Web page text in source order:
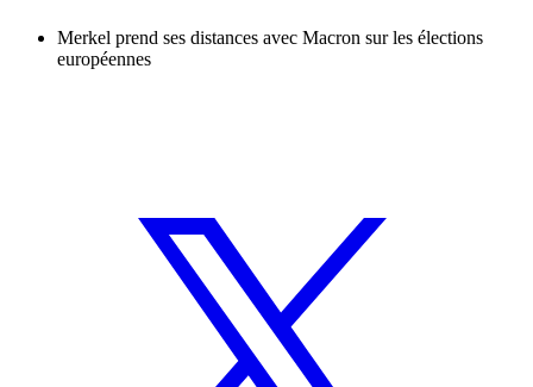
Merkel prend ses distances avec Macron sur les élections
européennes